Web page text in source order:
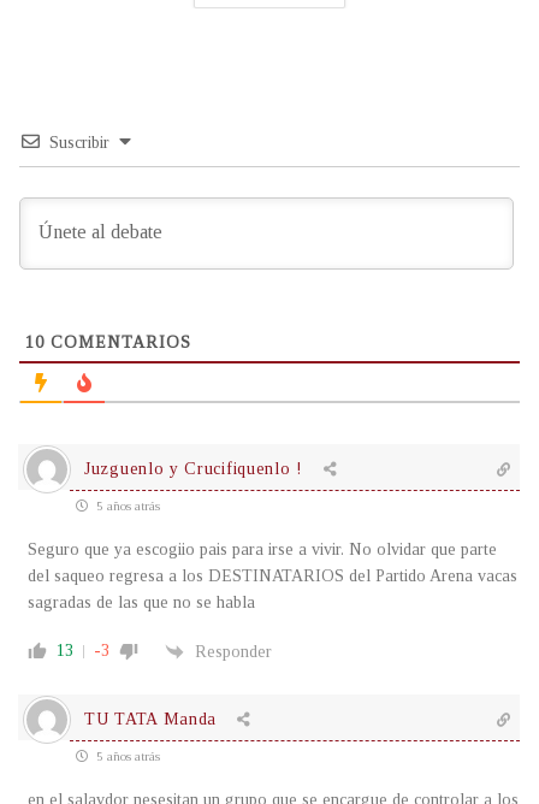
Suscribir
10 COMENTARIOS
Juzguenlo y Crucifiquenlo !
5 años atrás
Seguro que ya escogiio pais para irse a vivir. No olvidar que parte
del saqueo regresa a los DESTINATARIOS del Partido Arena vacas
sagradas de las que no se habla
13 -3 Responder
TU TATA Manda
5 años atrás
en el salavdor nesesitan un grupo que se encargue de controlar a los